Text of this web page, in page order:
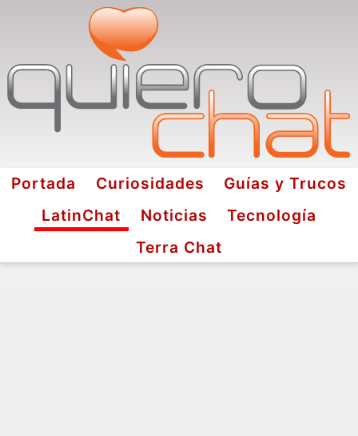
Portada Curiosidades
Guías y Trucos
LatinChat
Noticias
Tecnología
Terra Chat